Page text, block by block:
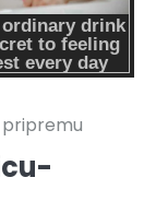
pripremu